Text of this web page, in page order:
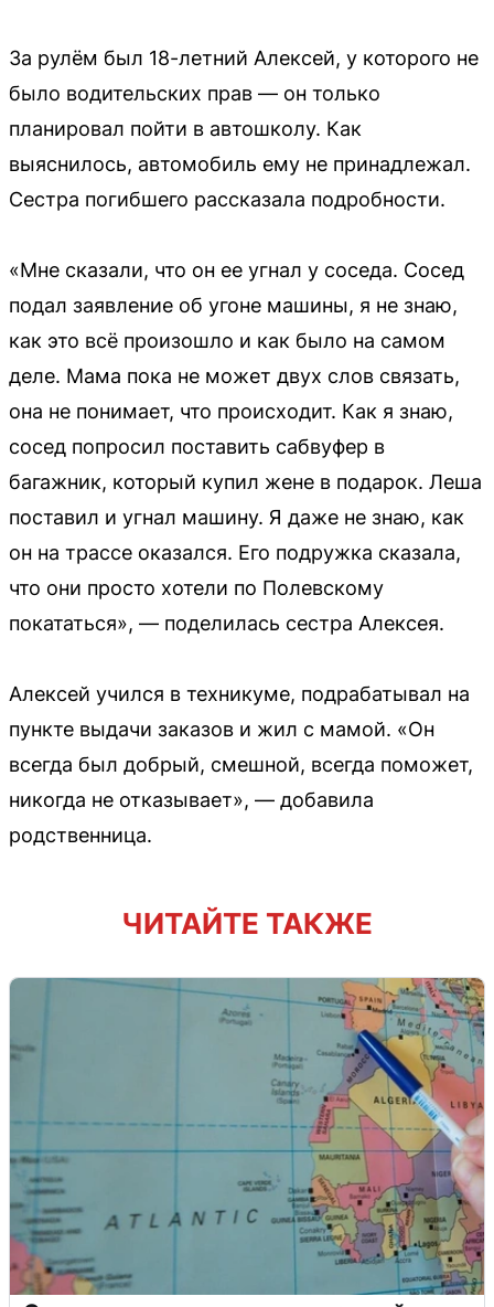
За рулём был 18-летний Алексей, у которого не
было водительских прав — он только
планировал пойти в автошколу. Как
выяснилось, автомобиль ему не принадлежал.
Сестра погибшего рассказала подробности.
«Мне сказали, что он ее угнал у соседа. Сосед
подал заявление об угоне машины, я не знаю,
как это всё произошло и как было на самом
деле. Мама пока не может двух слов связать,
она не понимает, что происходит. Как я знаю,
сосед попросил поставить сабвуфер в
багажник, который купил жене в подарок. Леша
поставил и угнал машину. Я даже не знаю, как
он на трассе оказался. Его подружка сказала,
что они просто хотели по Полевскому
покататься», — поделилась сестра Алексея.
Алексей учился в техникуме, подрабатывал на
пункте выдачи заказов и жил с мамой. «Он
всегда был добрый, смешной, всегда поможет,
никогда не отказывает», — добавила
родственница.
ЧИТАЙТЕ ТАКЖЕ